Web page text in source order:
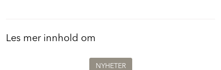
Les mer innhold om
NYHETER